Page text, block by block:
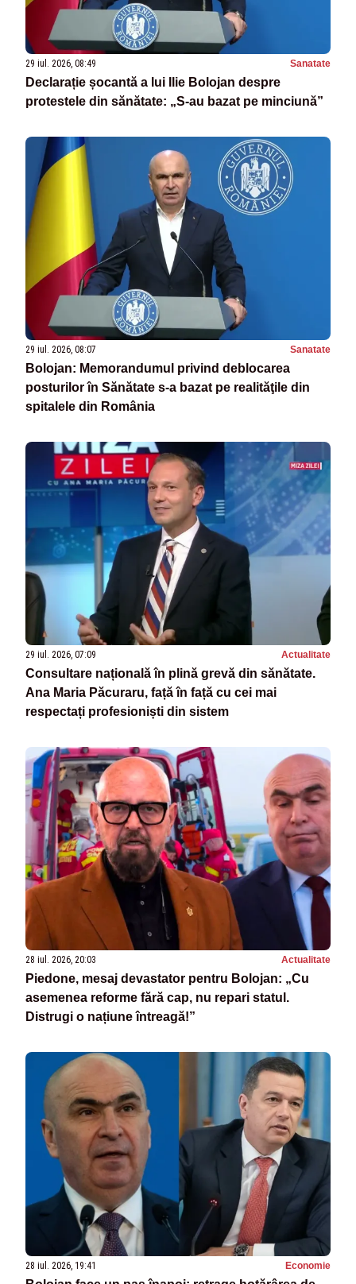
29 iul. 2026, 08:49 Sanatate
Declarație șocantă a lui Ilie Bolojan despre
protestele din sănătate: „S-au bazat pe minciună”
29 iul. 2026, 08:07 Sanatate
Bolojan: Memorandumul privind deblocarea
posturilor în Sănătate s-a bazat pe realităţile din
spitalele din România
29 iul. 2026, 07:09 Actualitate
Consultare națională în plină grevă din sănătate.
Ana Maria Păcuraru, față în față cu cei mai
respectați profesioniști din sistem
28 iul. 2026, 20:03 Actualitate
Piedone, mesaj devastator pentru Bolojan: „Cu
asemenea reforme fără cap, nu repari statul.
Distrugi o națiune întreagă!”
28 iul. 2026, 19:41 Economie